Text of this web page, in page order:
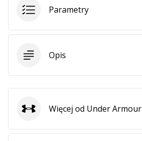
Parametry
Opis
Under Armour
Więcej od Under Armour